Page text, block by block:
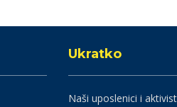
Ukratko
Naši uposlenici i